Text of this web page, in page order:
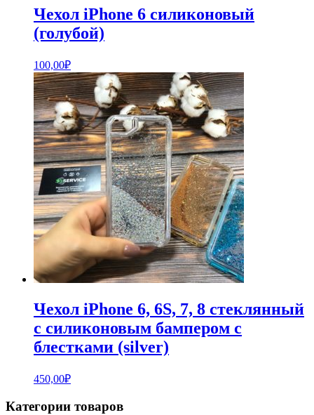
Чехол iPhone 6 силиконовый
(голубой)
100,00₽
Чехол iPhone 6, 6S, 7, 8 стеклянный
с силиконовым бампером с
блестками (silver)
450,00₽
Категории товаров